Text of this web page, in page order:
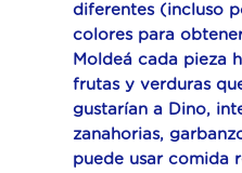
diferentes (incluso
colores para
Moldeá cada pieza
frutas y verduras
gustarían a Dino,
zanahorias,
puede usar comida